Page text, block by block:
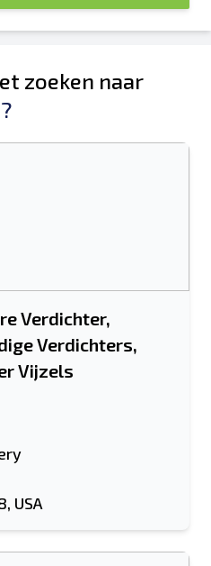
zoeken naar
Verdichter,
Verdichters,
Vijzels
USA